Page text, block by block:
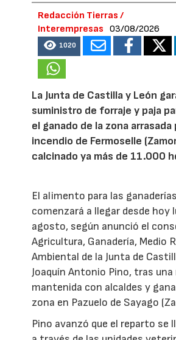
Redacción Tierras /
Interempresas
03/08/2026
1020
La Junta de Castilla y León
suministro de forraje y paja
el ganado de la zona arrasada
incendio de Fermoselle
calcinado ya más de 11.000
El alimento para las
comenzará a llegar desde hoy
agosto, según anunció el
Agricultura, Ganadería, Medio
Ambiental de la Junta de
Joaquín Antonio Pino, tras una
mantenida con alcaldes y
zona en Pazuelo de Sayago
Pino avanzó que el reparto se